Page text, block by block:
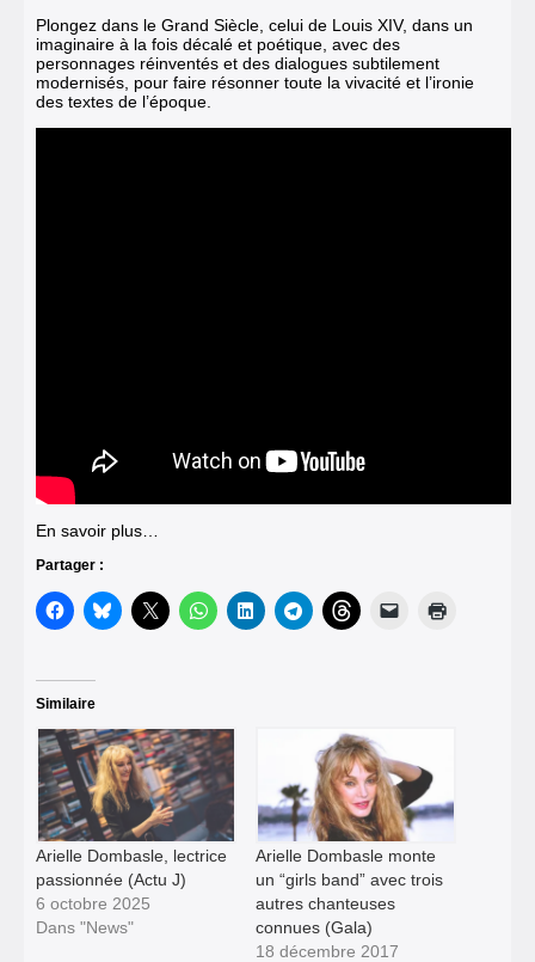
Plongez dans le Grand Siècle, celui de Louis XIV, dans un
imaginaire à la fois décalé et poétique, avec des
personnages réinventés et des dialogues subtilement
modernisés, pour faire résonner toute la vivacité et l’ironie
des textes de l’époque.
En savoir plus…
Partager :
Similaire
Arielle Dombasle, lectrice
passionnée (Actu J)
6 octobre 2025
Dans "News"
Arielle Dombasle monte
un “girls band” avec trois
autres chan­teuses
connues (Gala)
18 décembre 2017